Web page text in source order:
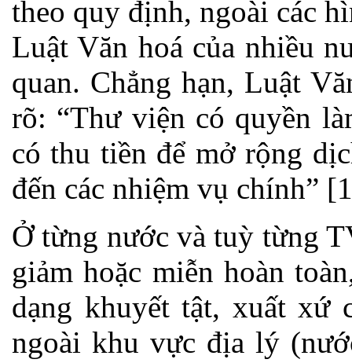
theo quy định, ngoài các
Luật Văn hoá của nhiều
quan. Chẳng hạn, Luật
rõ: “Thư viện có quyền
có thu tiền để mở rộng
đến các nhiệm vụ chính”
Ở từng nước và tuỳ từng
giảm hoặc miễn hoàn
dạng khuyết tật, xuất xứ
ngoài khu vực địa lý